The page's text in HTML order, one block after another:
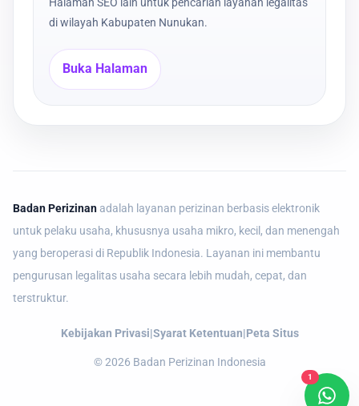
di wilayah Kabupaten Nunukan.
Buka Halaman
Badan Perizinan adalah layanan perizinan berbasis elektronik
untuk pelaku usaha, khususnya usaha mikro, kecil, dan menengah
yang beroperasi di Republik Indonesia. Layanan ini membantu
pengurusan legalitas usaha secara lebih mudah, cepat, dan
terstruktur.
Kebijakan Privasi|Syarat Ketentuan|Peta Situs
©2026 Badan Perizinan Indonesia
1